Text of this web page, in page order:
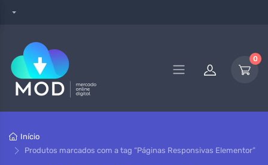
0
Início
Produtos marcados com a tag “Páginas Responsivas Elementor”